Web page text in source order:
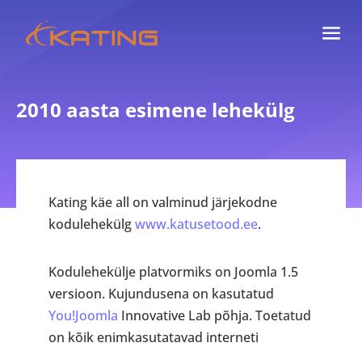
2010 aasta esimene lehekülg
Kating käe all on valminud järjekodne
kodulehekülgwww.katusetood.ee.
Kodulehekülje platvormiks on Joomla 1.5
versioon. Kujundusena on kasutatud
You!Joomla Innovative Lab põhja. Toetatud
on kõik enimkasutatavad interneti